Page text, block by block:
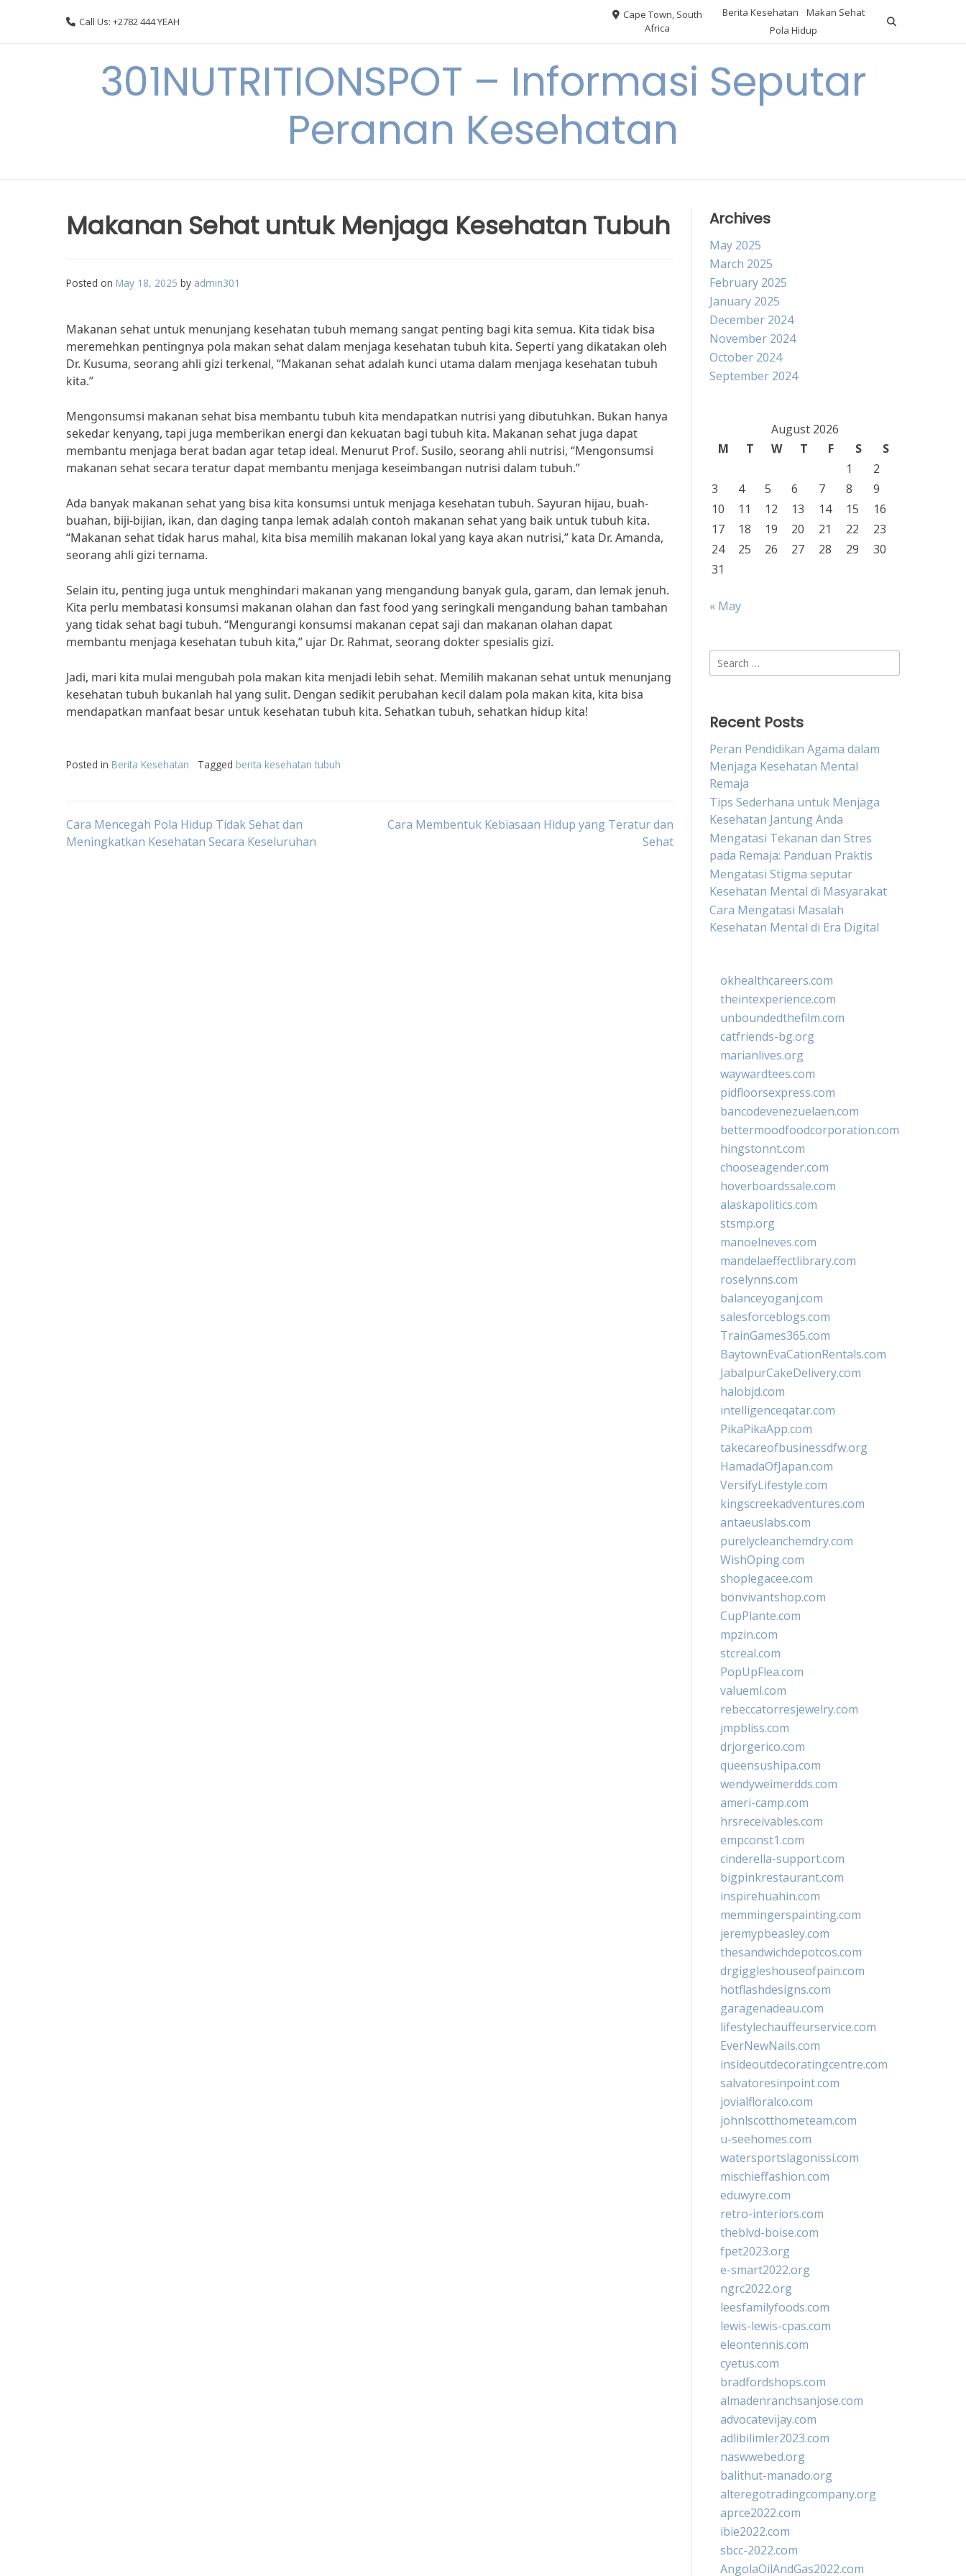
Call Us: +2782 444 YEAH
Cape Town, South
Africa
Berita Kesehatan
Makan Sehat
Pola Hidup
301NUTRITIONSPOT – Informasi Seputar
Peranan Kesehatan
Makanan Sehat untuk Menjaga Kesehatan Tubuh
Posted on May 18, 2025 by admin301
Makanan sehat untuk menunjang kesehatan tubuh memang sangat penting bagi kita semua. Kita tidak bisa
meremehkan pentingnya pola makan sehat dalam menjaga kesehatan tubuh kita. Seperti yang dikatakan oleh
Dr. Kusuma, seorang ahli gizi terkenal, “Makanan sehat adalah kunci utama dalam menjaga kesehatan tubuh
kita.”
Mengonsumsi makanan sehat bisa membantu tubuh kita mendapatkan nutrisi yang dibutuhkan. Bukan hanya
sekedar kenyang, tapi juga memberikan energi dan kekuatan bagi tubuh kita. Makanan sehat juga dapat
membantu menjaga berat badan agar tetap ideal. Menurut Prof. Susilo, seorang ahli nutrisi, “Mengonsumsi
makanan sehat secara teratur dapat membantu menjaga keseimbangan nutrisi dalam tubuh.”
Ada banyak makanan sehat yang bisa kita konsumsi untuk menjaga kesehatan tubuh. Sayuran hijau, buah-
buahan, biji-bijian, ikan, dan daging tanpa lemak adalah contoh makanan sehat yang baik untuk tubuh kita.
“Makanan sehat tidak harus mahal, kita bisa memilih makanan lokal yang kaya akan nutrisi,” kata Dr. Amanda,
seorang ahli gizi ternama.
Selain itu, penting juga untuk menghindari makanan yang mengandung banyak gula, garam, dan lemak jenuh.
Kita perlu membatasi konsumsi makanan olahan dan fast food yang seringkali mengandung bahan tambahan
yang tidak sehat bagi tubuh. “Mengurangi konsumsi makanan cepat saji dan makanan olahan dapat
membantu menjaga kesehatan tubuh kita,” ujar Dr. Rahmat, seorang dokter spesialis gizi.
Jadi, mari kita mulai mengubah pola makan kita menjadi lebih sehat. Memilih makanan sehat untuk menunjang
kesehatan tubuh bukanlah hal yang sulit. Dengan sedikit perubahan kecil dalam pola makan kita, kita bisa
mendapatkan manfaat besar untuk kesehatan tubuh kita. Sehatkan tubuh, sehatkan hidup kita!
Posted in Berita Kesehatan Tagged berita kesehatan tubuh
Post
Cara Mencegah Pola Hidup Tidak Sehat dan
Meningkatkan Kesehatan Secara Keseluruhan
Cara Membentuk Kebiasaan Hidup yang Teratur dan
Sehat
Archives
May 2025
March 2025
February 2025
January 2025
December 2024
November 2024
October 2024
September 2024
August 2026
M
T W T F S
S
1
2
3
4 5 6 7 8
9
10
11 12 13 14 15
16
17
18 19 20 21 22
23
24
25 26 27 28 29
30
31
« May
Search
for:
Recent Posts
Peran Pendidikan Agama dalam
Menjaga Kesehatan Mental
Remaja
Tips Sederhana untuk Menjaga
Kesehatan Jantung Anda
Mengatasi Tekanan dan Stres
pada Remaja: Panduan Praktis
Mengatasi Stigma seputar
Kesehatan Mental di Masyarakat
Cara Mengatasi Masalah
Kesehatan Mental di Era Digital
okhealthcareers.com
theintexperience.com
unboundedthefilm.com
catfriends-bg.org
marianlives.org
waywardtees.com
pidfloorsexpress.com
bancodevenezuelaen.com
bettermoodfoodcorporation.com
hingstonnt.com
chooseagender.com
hoverboardssale.com
alaskapolitics.com
stsmp.org
manoelneves.com
mandelaeffectlibrary.com
roselynns.com
balanceyoganj.com
salesforceblogs.com
TrainGames365.com
BaytownEvaCationRentals.com
JabalpurCakeDelivery.com
halobjd.com
intelligenceqatar.com
PikaPikaApp.com
takecareofbusinessdfw.org
HamadaOfJapan.com
VersifyLifestyle.com
kingscreekadventures.com
antaeuslabs.com
purelycleanchemdry.com
WishOping.com
shoplegacee.com
bonvivantshop.com
CupPlante.com
mpzin.com
stcreal.com
PopUpFlea.com
valueml.com
rebeccatorresjewelry.com
jmpbliss.com
drjorgerico.com
queensushipa.com
wendyweimerdds.com
ameri-camp.com
hrsreceivables.com
empconst1.com
cinderella-support.com
bigpinkrestaurant.com
inspirehuahin.com
memmingerspainting.com
jeremypbeasley.com
thesandwichdepotcos.com
drgiggleshouseofpain.com
hotflashdesigns.com
garagenadeau.com
lifestylechauffeurservice.com
EverNewNails.com
insideoutdecoratingcentre.com
salvatoresinpoint.com
jovialfloralco.com
johnlscotthometeam.com
u-seehomes.com
watersportslagonissi.com
mischieffashion.com
eduwyre.com
retro-interiors.com
theblvd-boise.com
fpet2023.org
e-smart2022.org
ngrc2022.org
leesfamilyfoods.com
lewis-lewis-cpas.com
eleontennis.com
cyetus.com
bradfordshops.com
almadenranchsanjose.com
advocatevijay.com
adlibilimler2023.com
naswwebed.org
balithut-manado.org
alteregotradingcompany.org
aprce2022.com
ibie2022.com
sbcc-2022.com
AngolaOilAndGas2022.com